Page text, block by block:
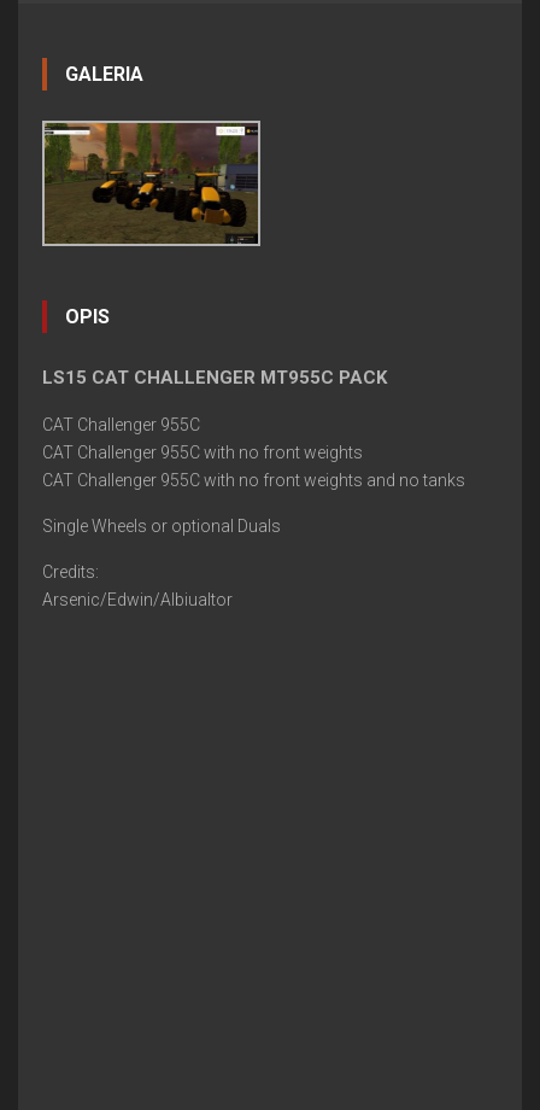
GALERIA
OPIS
LS15 CAT CHALLENGER MT955C PACK
CAT Challenger 955C
CAT Challenger 955C with no front weights
CAT Challenger 955C with no front weights and no tanks
Single Wheels or optional Duals
Credits:
Arsenic/Edwin/Albiualtor